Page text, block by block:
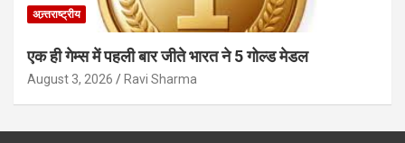
अन्र्तराष्ट्रीय
एक ही गेम्स में पहली बार जीते भारत ने 5 गोल्ड मेडल
August 3, 2026 Ravi Sharma